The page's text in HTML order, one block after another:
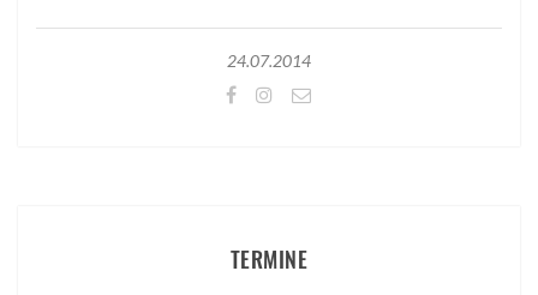
24.07.2014
TERMINE